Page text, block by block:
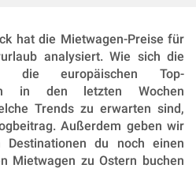
hat die Mietwagen-Preise für
analysiert. Wie sich die
die europäischen Top-
in den letzten Wochen
Trends zu erwarten sind,
Außerdem geben wir
Destinationen du noch einen
Mietwagen zu Ostern buchen